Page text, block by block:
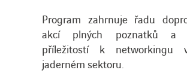
Program zahrnuje řadu
akcí plných poznatků a
příležitostí k networkingu
jaderném sektoru.